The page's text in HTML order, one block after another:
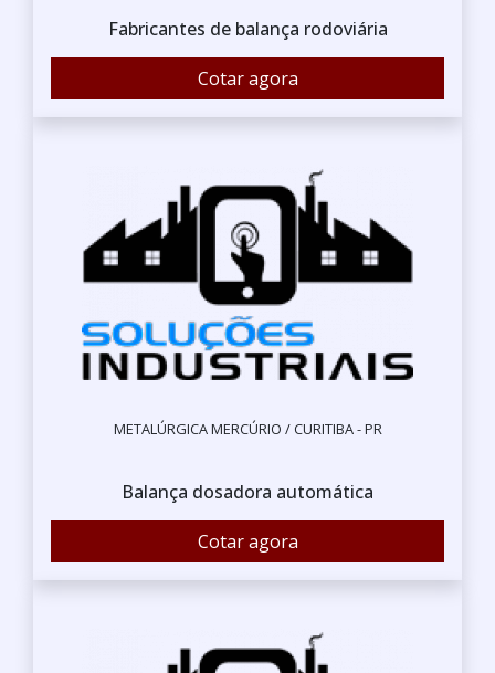
Fabricantes de balança rodoviária
Cotar agora
METALÚRGICA MERCÚRIO / CURITIBA - PR
Balança dosadora automática
Cotar agora